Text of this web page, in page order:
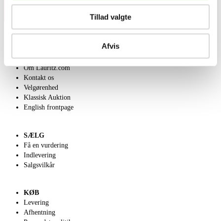
Tillad valgte
Afvis
OM OS
Om Lauritz.com
Kontakt os
Velgørenhed
Klassisk Auktion
English frontpage
SÆLG
Få en vurdering
Indlevering
Salgsvilkår
KØB
Levering
Afhentning